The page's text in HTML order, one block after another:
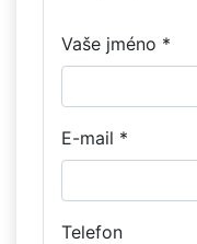
Vaše jméno *
E-mail *
Telefon